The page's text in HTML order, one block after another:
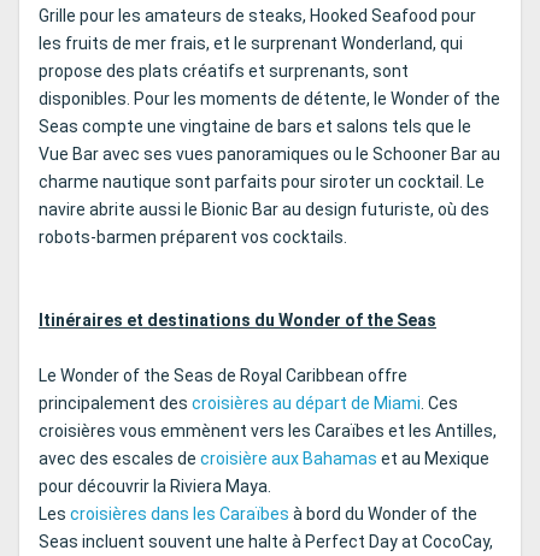
Grille pour les amateurs de steaks, Hooked Seafood pour
les fruits de mer frais, et le surprenant Wonderland, qui
propose des plats créatifs et surprenants, sont
disponibles. Pour les moments de détente, le Wonder of the
Seas compte une vingtaine de bars et salons tels que le
Vue Bar avec ses vues panoramiques ou le Schooner Bar au
charme nautique sont parfaits pour siroter un cocktail. Le
navire abrite aussi le Bionic Bar au design futuriste, où des
robots-barmen préparent vos cocktails.
Itinéraires et destinations du Wonder of the Seas
Le Wonder of the Seas de Royal Caribbean offre
principalement des croisières au départ de Miami. Ces
croisières vous emmènent vers les Caraïbes et les Antilles,
avec des escales de croisière aux Bahamas et au Mexique
pour découvrir la Riviera Maya.
Les croisières dans les Caraïbes à bord du Wonder of the
Seas incluent souvent une halte à Perfect Day at CocoCay,